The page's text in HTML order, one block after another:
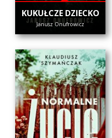
KUKUŁCZE DZIECKO
Janusz Onufrowicz